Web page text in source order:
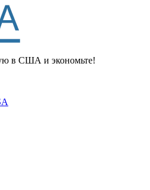
в США и экономьте!